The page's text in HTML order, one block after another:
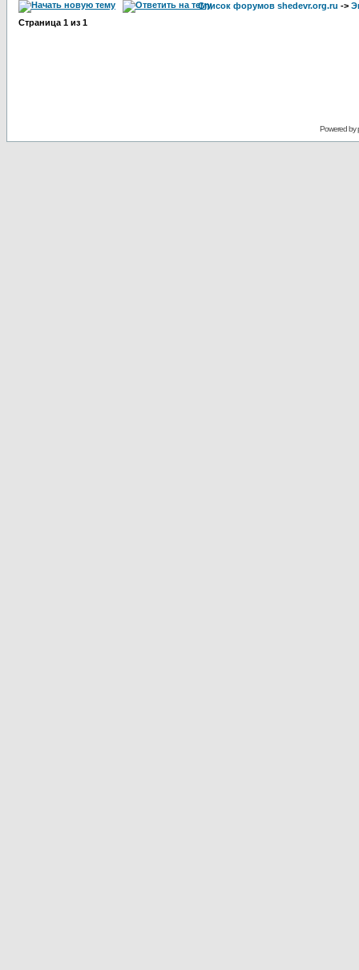
Список форумов shedevr.org.ru ->
Страница 1 из 1
Powered by